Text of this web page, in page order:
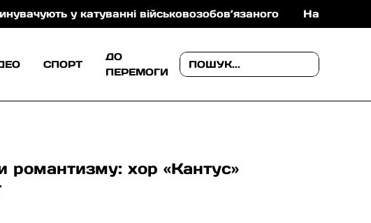
військовозобов’язаного На Ужгородщині
СПОРТ
ДО
ПЕРЕМОГИ
романтизму: хор «Кантус»